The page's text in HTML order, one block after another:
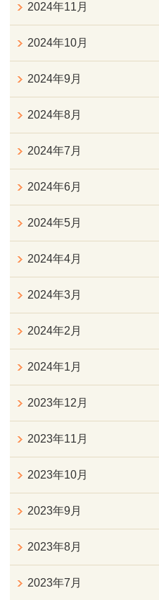
2024年11月
2024年10月
2024年9月
2024年8月
2024年7月
2024年6月
2024年5月
2024年4月
2024年3月
2024年2月
2024年1月
2023年12月
2023年11月
2023年10月
2023年9月
2023年8月
2023年7月